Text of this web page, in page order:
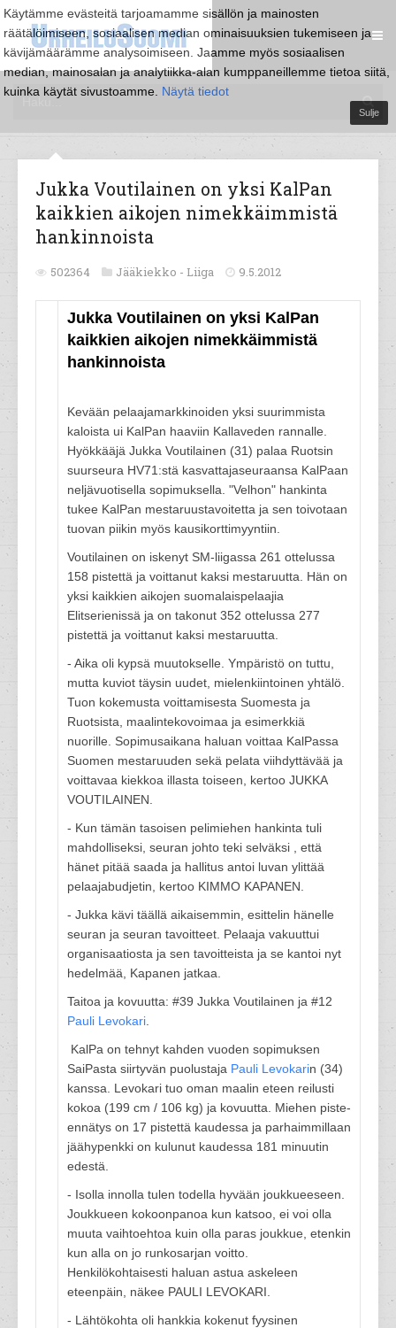
Käytämme evästeitä tarjoamamme sisällön ja mainosten
räätälöimiseen, sosiaalisen median ominaisuuksien tukemiseen ja
kävijämäärämme analysoimiseen. Jaamme myös sosiaalisen
median, mainosalan ja analytiikka-alan kumppaneillemme tietoa siitä,
kuinka käytät sivustoamme. Näytä tiedot
Sulje
Jukka Voutilainen on yksi KalPan
kaikkien aikojen nimekkäimmistä
hankinnoista
502364 Jääkiekko - Liiga 9.5.2012
Jukka Voutilainen on yksi KalPan
kaikkien aikojen nimekkäimmistä
hankinnoista
Kevään pelaajamarkkinoiden yksi suurimmista
kaloista ui KalPan haaviin Kallaveden rannalle.
Hyökkääjä Jukka Voutilainen (31) palaa Ruotsin
suurseura HV71:stä kasvattajaseuraansa KalPaan
neljävuotisella sopimuksella. "Velhon" hankinta
tukee KalPan mestaruustavoitetta ja sen toivotaan
tuovan piikin myös kausikorttimyyntiin.
Voutilainen on iskenyt SM-liigassa 261 ottelussa
158 pistettä ja voittanut kaksi mestaruutta. Hän on
yksi kaikkien aikojen suomalaispelaajia
Elitserienissä ja on takonut 352 ottelussa 277
pistettä ja voittanut kaksi mestaruutta.
- Aika oli kypsä muutokselle. Ympäristö on tuttu,
mutta kuviot täysin uudet, mielenkiintoinen yhtälö.
Tuon kokemusta voittamisesta Suomesta ja
Ruotsista, maalintekovoimaa ja esimerkkiä
nuorille. Sopimusaikana haluan voittaa KalPassa
Suomen mestaruuden sekä pelata viihdyttävää ja
voittavaa kiekkoa illasta toiseen, kertoo JUKKA
VOUTILAINEN.
- Kun tämän tasoisen pelimiehen hankinta tuli
mahdolliseksi, seuran johto teki selväksi , että
hänet pitää saada ja hallitus antoi luvan ylittää
pelaajabudjetin, kertoo KIMMO KAPANEN.
- Jukka kävi täällä aikaisemmin, esittelin hänelle
seuran ja seuran tavoitteet. Pelaaja vakuuttui
organisaatiosta ja sen tavoitteista ja se kantoi nyt
hedelmää, Kapanen jatkaa.
Taitoa ja kovuutta: #39 Jukka Voutilainen ja #12
Pauli Levokari
KalPa on tehnyt kahden vuoden sopimuksen
SaiPasta siirtyvän puolustaja Pauli Levokarin (34)
kanssa. Levokari tuo oman maalin eteen reilusti
kokoa (199 cm / 106 kg) ja kovuutta. Miehen piste-
ennätys on 17 pistettä kaudessa ja parhaimmillaan
jäähypenkki on kulunut kaudessa 181 minuutin
edestä.
- Isolla innolla tulen todella hyvään joukkueeseen.
Joukkueen kokoonpanoa kun katsoo, ei voi olla
muuta vaihtoehtoa kuin olla paras joukkue, etenkin
kun alla on jo runkosarjan voitto.
Henkilökohtaisesti haluan astua askeleen
eteenpäin, näkee PAULI LEVOKARI.
- Lähtökohta oli hankkia kokenut fyysinen